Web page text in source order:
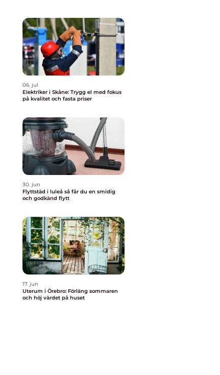
06. jul
Elektriker i Skåne: Trygg el med fokus
på kvalitet och fasta priser
30. jun
Flyttstäd i luleå så får du en smidig
och godkänd flytt
17. jun
Uterum i Örebro: Förläng sommaren
och höj värdet på huset